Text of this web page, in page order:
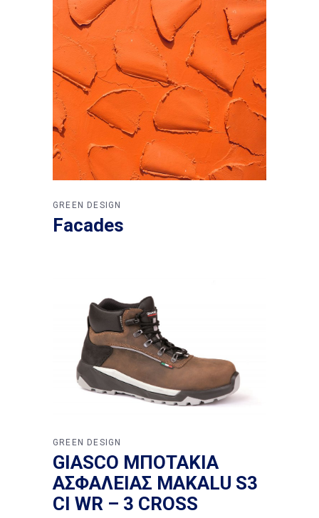
GREEN DESIGN
Facades
GREEN DESIGN
GIASCO ΜΠΟΤΑΚΙΑ
ΑΣΦΑΛΕΙΑΣ MAKALU S3
CI WR – 3 CROSS